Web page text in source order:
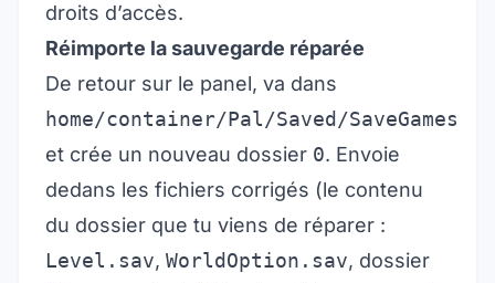
droits d’accès.
Réimporte la sauvegarde réparée
De retour sur le panel, va dans
home/container/Pal/Saved/SaveGames
et crée un nouveau dossier 0. Envoie
dedans les fichiers corrigés (le contenu
du dossier que tu viens de réparer :
Level.sav, WorldOption.sav, dossier